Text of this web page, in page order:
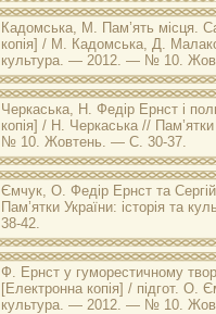
Кадомська, М. Пам’ять місця.
копія] / М. Кадомська, Д.
культура. — 2012. — № 10.
Черкаська, Н. Федір Ернст і
копія] / Н. Черкаська //
№ 10. Жовтень. — С. 30-37.
Ємчук, О. Федір Ернст та
Пам’ятки України: історія
38-42.
Ф. Ернст у гуморестичному
[Електронна копія] / підгот. О.
культура. — 2012. — № 10.